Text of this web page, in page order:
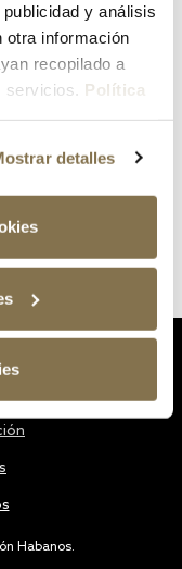
y análisis
otra información
recopilado a
servicios. Política
detalles
Habanos.